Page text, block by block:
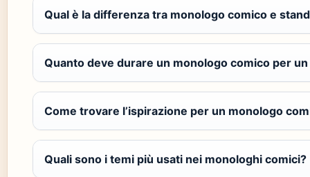
Qual è la differenza tra monologo comico e
Quanto deve durare un monologo comico per
Come trovare l’ispirazione per un monologo
Quali sono i temi più usati nei monologhi comici?